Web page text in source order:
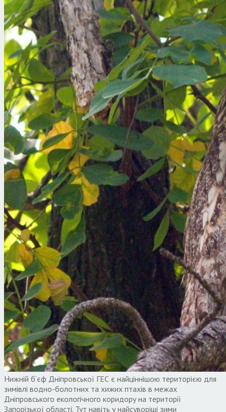
Нижній б’єф Дніпровської ГЕС є найціннішою територією для
зимівлі водно-болотних та хижих птахів в межах
Дніпровського екологічного коридору на території
Запорізької області. Тут навіть у найсуворіші зими